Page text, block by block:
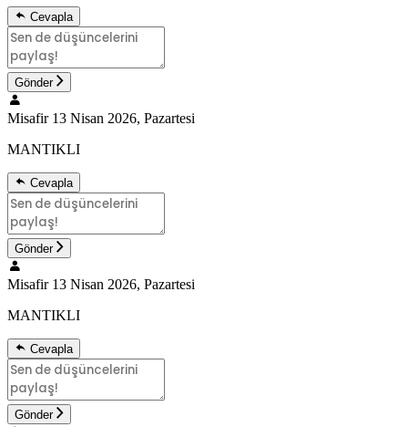
Cevapla
Gönder
Misafir 13 Nisan 2026, Pazartesi
MANTIKLI
Cevapla
Gönder
Misafir 13 Nisan 2026, Pazartesi
MANTIKLI
Cevapla
Gönder